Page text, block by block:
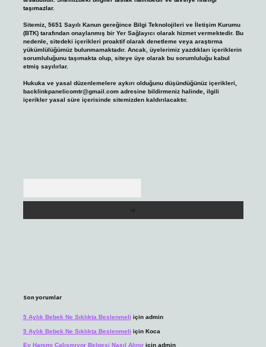
taşımazlar.
Sitemiz, 5651 Sayılı Kanun gereğince Bilgi Teknolojileri ve İletişim Kurumu
(BTK) tarafından onaylanmış bir Yer Sağlayıcı olarak hizmet vermektedir. Bu
nedenle, sitedeki içerikleri proaktif olarak denetleme veya araştırma
yükümlülüğümüz bulunmamaktadır. Ancak, üyelerimiz yazdıkları içeriklerin
sorumluluğunu taşımakta olup, siteye üye olarak bu sorumluluğu kabul
etmiş sayılırlar.
Hukuka ve yasal düzenlemelere aykırı olduğunu düşündüğünüz içerikleri,
backlinkpanelicomtr@gmail.comadresine bildirmeniz halinde, ilgili
içerikler yasal süre içerisinde sitemizden kaldırılacaktır.
Son yorumlar
5 Aylık Bebek Ne Sıklıkta Beslenmeli için admin
5 Aylık Bebek Ne Sıklıkta Beslenmeli için Koca
Ev Hanımı Çalışmıyor Belgesi Nasıl Alınıriçin admin